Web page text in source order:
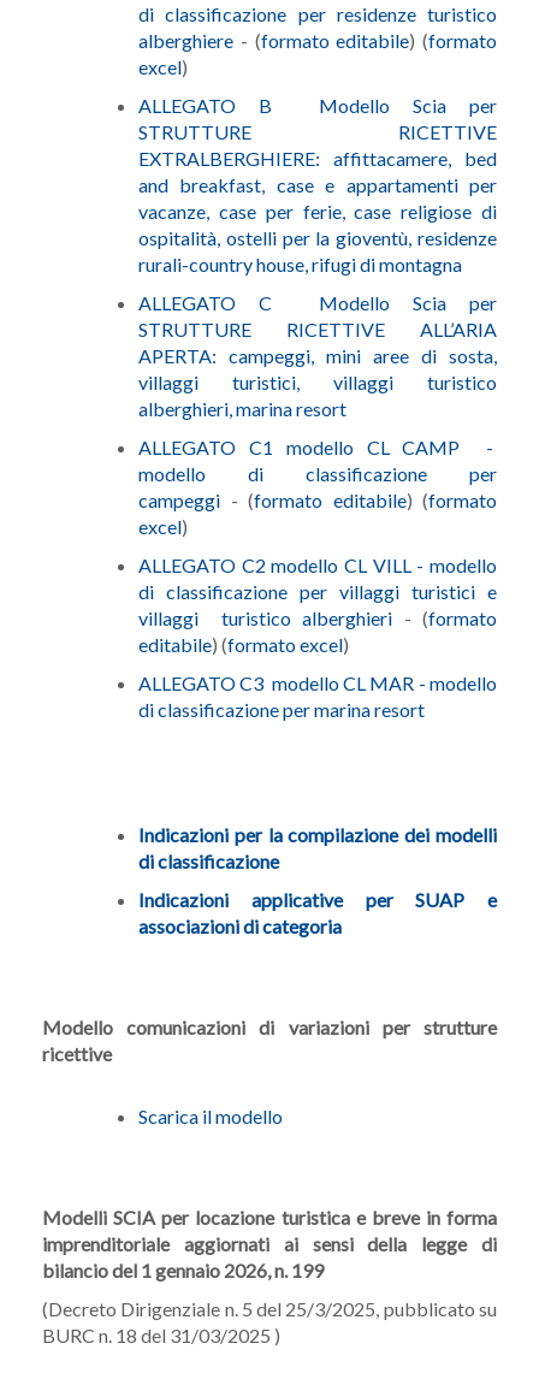
di classificazione per residenze turistico
alberghiere - (formato editabile) (formato
excel)
ALLEGATO B Modello Scia per
STRUTTURE RICETTIVE
EXTRALBERGHIERE: affittacamere, bed
and breakfast, case e appartamenti per
vacanze, case per ferie, case religiose di
ospitalità, ostelli per la gioventù, residenze
rurali-country house, rifugi di montagna
ALLEGATO C Modello Scia per
STRUTTURE RICETTIVE ALL’ARIA
APERTA: campeggi, mini aree di sosta,
villaggi turistici, villaggi turistico
alberghieri, marina resort
ALLEGATO C1 modello CL CAMP -
modello di classificazione per
campeggi - (formato editabile) (formato
excel)
ALLEGATO C2 modello CL VILL - modello
di classificazione per villaggi turistici e
villaggi turistico alberghieri - (formato
editabile) (formato excel)
ALLEGATO C3 modello CL MAR - modello
di classificazione per marina resort
Indicazioni per la compilazione dei modelli
di classificazione
Indicazioni applicative per SUAP e
associazioni di categoria
Modello comunicazioni di variazioni per strutture
ricettive
Scarica il modello
Modelli SCIA per locazione turistica e breve in forma
imprenditoriale aggiornati ai sensi della legge di
bilancio del 1 gennaio 2026, n. 199
(Decreto Dirigenziale n. 5 del 25/3/2025, pubblicato su
BURC n. 18 del 31/03/2025 )